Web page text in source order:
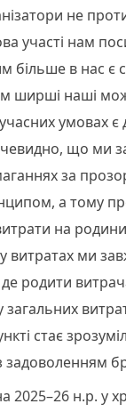
не
участі нам
більше в нас є
ширші наші
умовах
що ми
за
а тому
на
витратах ми
де родити
загальних
стає
задоволенням
2025–26 н.р. у